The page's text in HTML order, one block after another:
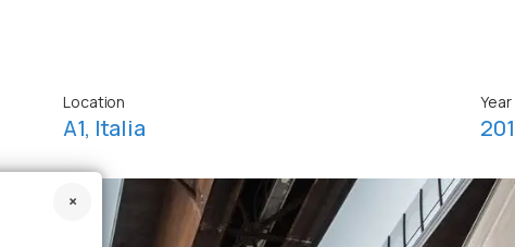
Location
A1, Italia
Year